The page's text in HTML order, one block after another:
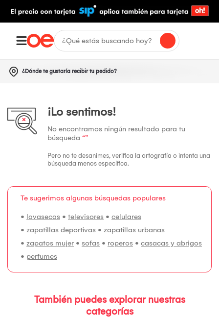
¿Dónde te gustaría recibir tu pedido?
¡Lo sentimos!
No encontramos ningún resultado para tu
búsqueda “”
Pero no te desanimes, verifica la ortografía o intenta una
búsqueda menos específica.
Te sugerimos algunas búsquedas populares
• lavasecas • televisores • celulares
• zapatillas deportivas • zapatillas urbanas
• zapatos mujer • sofas • roperos • casacas y abrigos
• perfumes
También puedes explorar nuestras
categorías